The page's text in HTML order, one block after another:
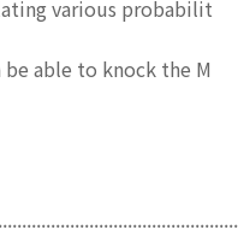
various probabilit
able to knock the M